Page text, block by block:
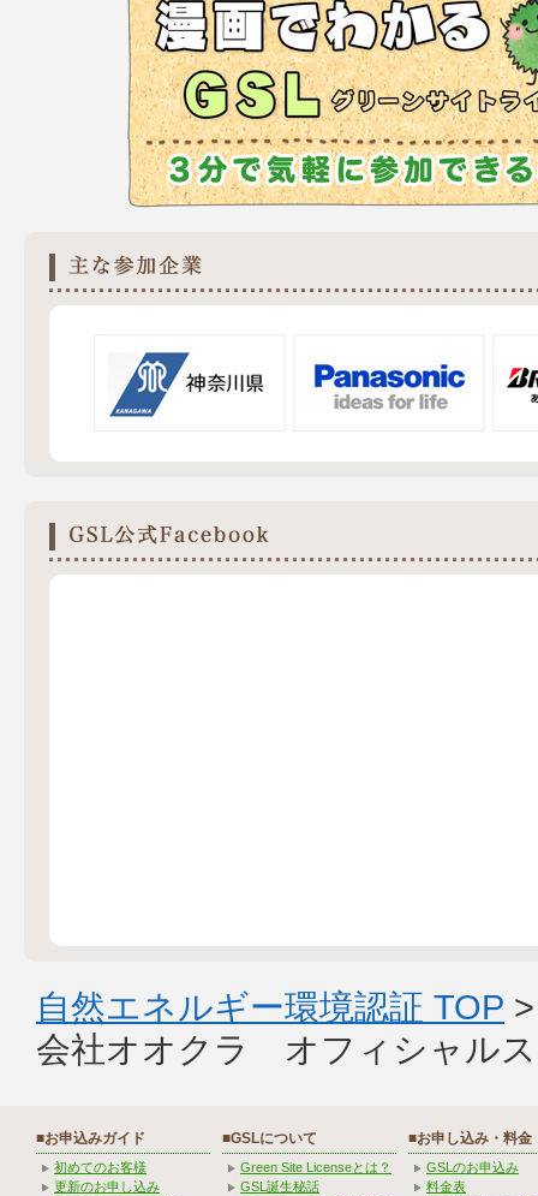
自然エネルギー環境認証 TOP
会社オオクラ オフィシャル
■お申込みガイド
初めてのお客様
更新のお申し込み
■GSLについて
Green Site Licenseとは？
GSL誕生秘話
■お申し込み・料金
GSLのお申込み
料金表